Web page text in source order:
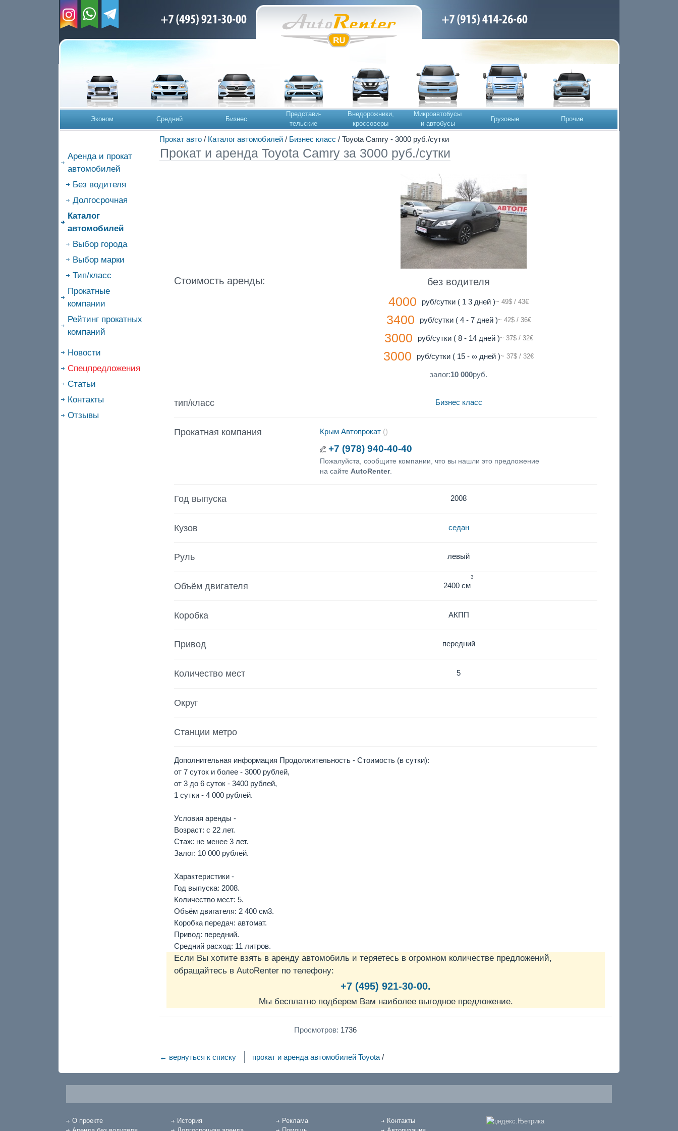
Эконом Средний Бизнес
Представи-
тельские
Внедорожники,
кроссоверы
Микроавтобусы
и автобусы
Грузовые Прочие
Прокат авто/ Каталог автомобилей/ Бизнес класс / Toyota Camry - 3000 руб./сутки
Аренда и прокат
автомобилей
Без водителя
Долгосрочная
Каталог
автомобилей
Выбор города
Выбор марки
Тип/класс
Прокатные
компании
Рейтинг прокатных
компаний
Новости
Спецпредложения
Статьи
Контакты
Отзывы
Прокат и аренда Toyota Camry за 3000 руб./сутки
Стоимость аренды: без водителя
4000 руб/сутки ( 1 3 дней )~ 49$ / 43€
3400 руб/сутки ( 4 - 7 дней )~ 42$ / 36€
3000 руб/сутки ( 8 - 14 дней )~ 37$ / 32€
3000 руб/сутки ( 15 - ∞ дней )~ 37$ / 32€
залог:10 000руб.
тип/класс Бизнес класс
Прокатная компания Крым Автопрокат ()
+7 (978) 940-40-40
Пожалуйста, сообщите компании, что вы нашли это предложение
на сайте AutoRenter.
Год выпуска 2008
Кузов седан
Руль левый
Объём двигателя 2400 см
3
Коробка АКПП
Привод передний
Количество мест 5
Округ
Станции метро
Дополнительная информация Продолжительность - Стоимость (в сутки):
от 7 суток и более - 3000 рублей,
от 3 до 6 суток - 3400 рублей,
1 сутки - 4 000 рублей.
Условия аренды -
Возраст: с 22 лет.
Стаж: не менее 3 лет.
Залог: 10 000 рублей.
Характеристики -
Год выпуска: 2008.
Количество мест: 5.
Объём двигателя: 2 400 см3.
Коробка передач: автомат.
Привод: передний.
Средний расход: 11 литров.
Если Вы хотите взять в аренду автомобиль и теряетесь в огромном количестве предложений,
обращайтесь в AutoRenter по телефону:
+7 (495) 921-30-00.
Мы бесплатно подберем Вам наиболее выгодное предложение.
Просмотров: 1736
← вернуться к списку прокат и аренда автомобилей Toyota /
О проекте История Реклама
Контакты